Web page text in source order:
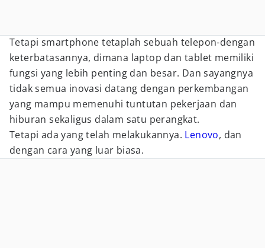
Tetapi smartphone tetaplah sebuah telepon-dengan
keterbatasannya, dimana laptop dan tablet memiliki
fungsi yang lebih penting dan besar. Dan sayangnya
tidak semua inovasi datang dengan perkembangan
yang mampu memenuhi tuntutan pekerjaan dan
hiburan sekaligus dalam satu perangkat.
Tetapi ada yang telah melakukannya. Lenovo, dan
dengan cara yang luar biasa.